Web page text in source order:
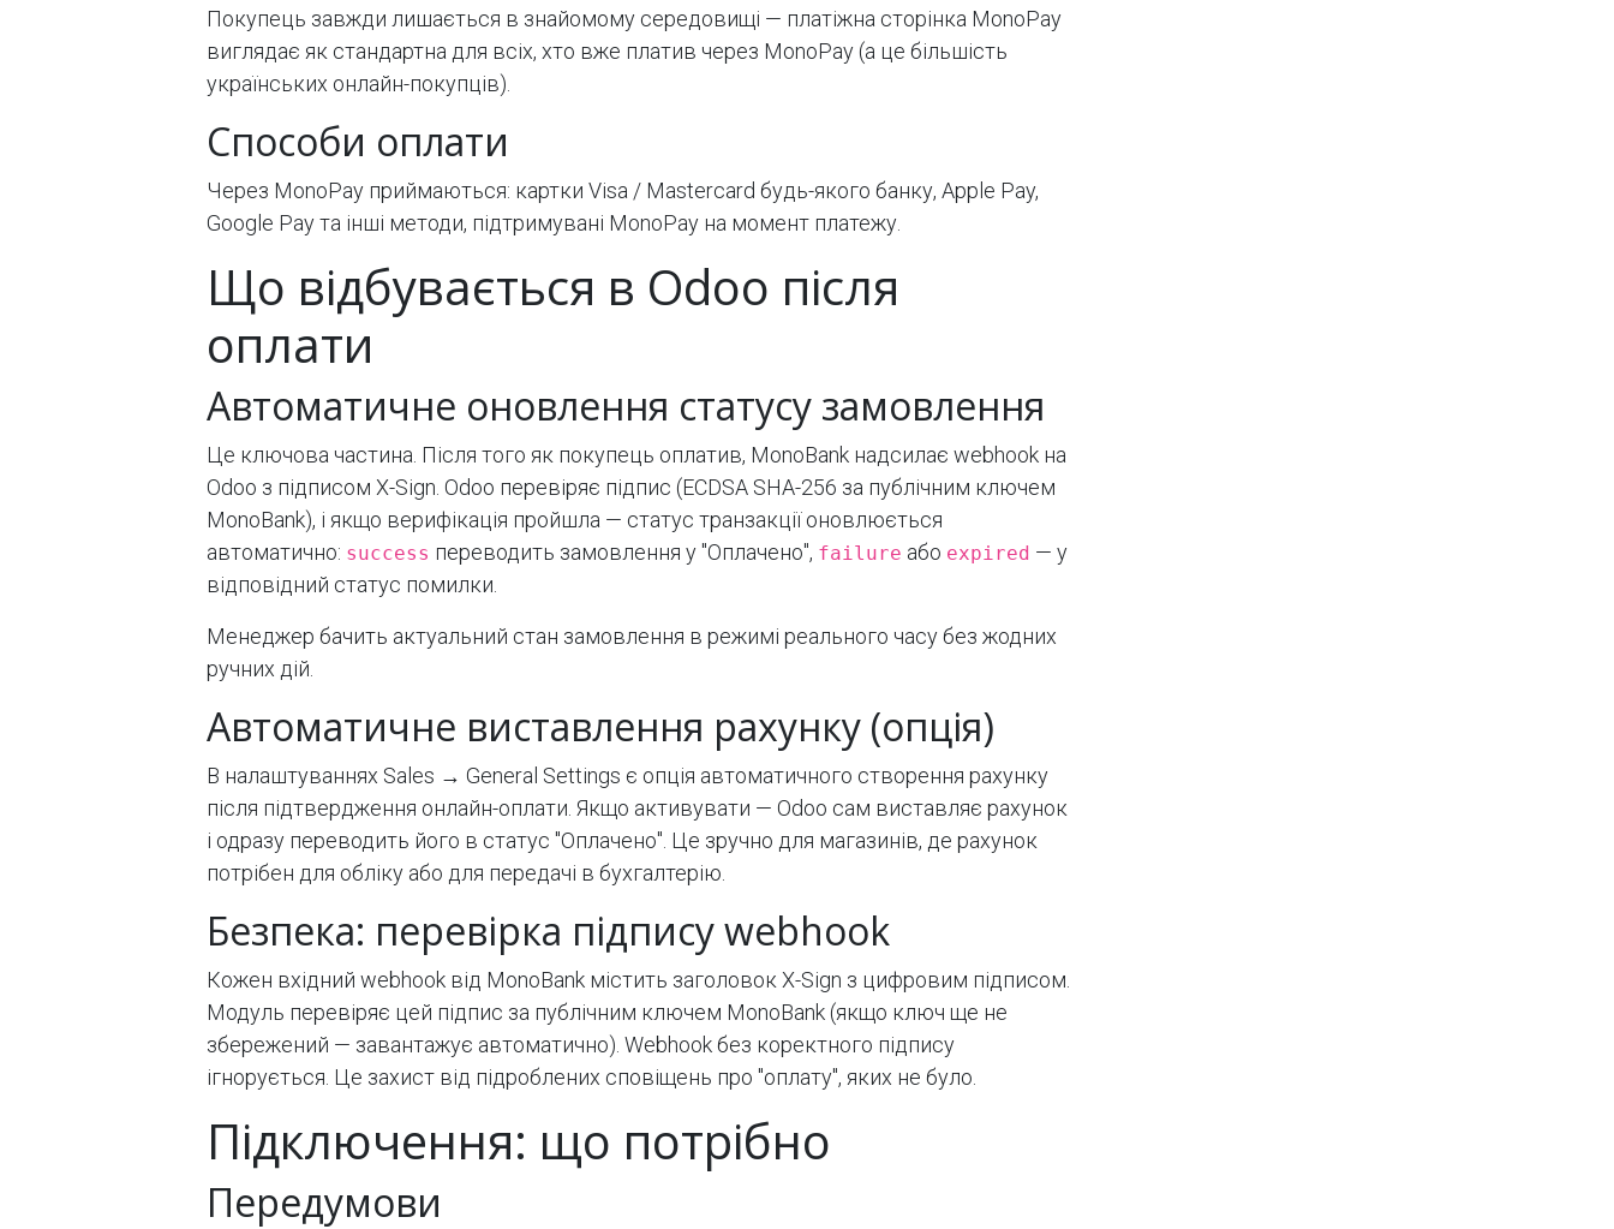
Покупець завжди лишається в знайомому середовищі — платіжна сторінка MonoPay
виглядає як стандартна для всіх, хто вже платив через MonoPay (а це більшість
українських онлайн-покупців).
Способи оплати
Через MonoPay приймаються: картки Visa / Mastercard будь-якого банку, Apple Pay,
Google Pay та інші методи, підтримувані MonoPay на момент платежу.
Що відбувається в Odoo після
оплати
Автоматичне оновлення статусу замовлення
Це ключова частина. Після того як покупець оплатив, MonoBank надсилає webhook на
Odoo з підписом X-Sign. Odoo перевіряє підпис (ECDSA SHA-256 за публічним ключем
MonoBank), і якщо верифікація пройшла — статус транзакції оновлюється
автоматично: success переводить замовлення у "Оплачено", failure або expired — у
відповідний статус помилки.
Менеджер бачить актуальний стан замовлення в режимі реального часу без жодних
ручних дій.
Автоматичне виставлення рахунку (опція)
В налаштуваннях Sales → General Settings є опція автоматичного створення рахунку
після підтвердження онлайн-оплати. Якщо активувати — Odoo сам виставляє рахунок
і одразу переводить його в статус "Оплачено". Це зручно для магазинів, де рахунок
потрібен для обліку або для передачі в бухгалтерію.
Безпека: перевірка підпису webhook
Кожен вхідний webhook від MonoBank містить заголовок X-Sign з цифровим підписом.
Модуль перевіряє цей підпис за публічним ключем MonoBank (якщо ключ ще не
збережений — завантажує автоматично). Webhook без коректного підпису
ігнорується. Це захист від підроблених сповіщень про "оплату", яких не було.
Підключення: що потрібно
Передумови